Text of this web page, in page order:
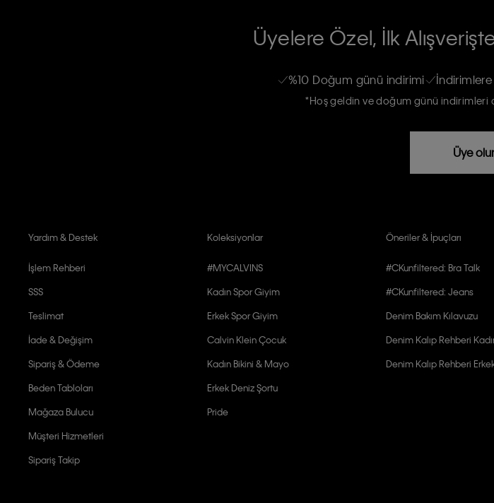
Calvin Klein e-bültenine abone olarak, kişisel verilerimin Calvin Klein tarafına gönderileceğinin ve güncel ürün,
Üyelere Özel, İlk
%10 Doğum günü indirimi İndirimlere
*Hoş geldin ve doğum günü indirimleri
Üye
Yardım & Destek
İşlem Rehberi
SSS
Teslimat
İade & Değişim
Sipariş & Ödeme
Beden Tabloları
Mağaza Bulucu
Müşteri Hizmetleri
Sipariş Takip
Koleksiyonlar
#MYCALVINS
Kadın Spor Giyim
Erkek Spor Giyim
Calvin Klein Çocuk
Kadın Bikini & Mayo
Erkek Deniz Şortu
Pride
Öneriler & İpuçları
#CKunfiltered: Bra Talk
#CKunfiltered: Jeans
Denim Bakım Kılavuzu
Denim Kalıp Rehberi
Denim Kalıp Rehberi